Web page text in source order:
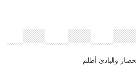
والبادئ أظلم